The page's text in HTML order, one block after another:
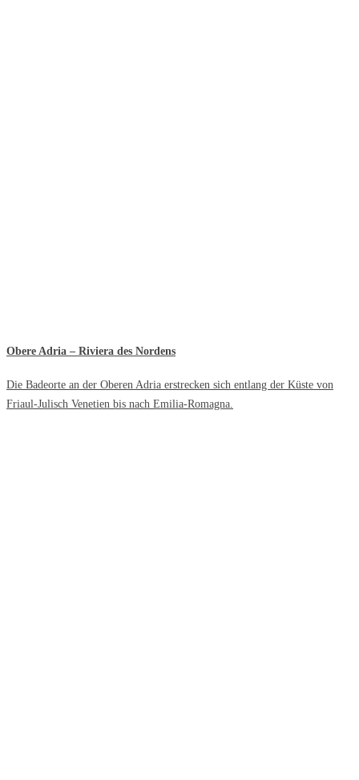
Obere Adria – Riviera des Nordens
Die Badeorte an der Oberen Adria erstrecken sich entlang der Küste von
Friaul-Julisch Venetien bis nach Emilia-Romagna.